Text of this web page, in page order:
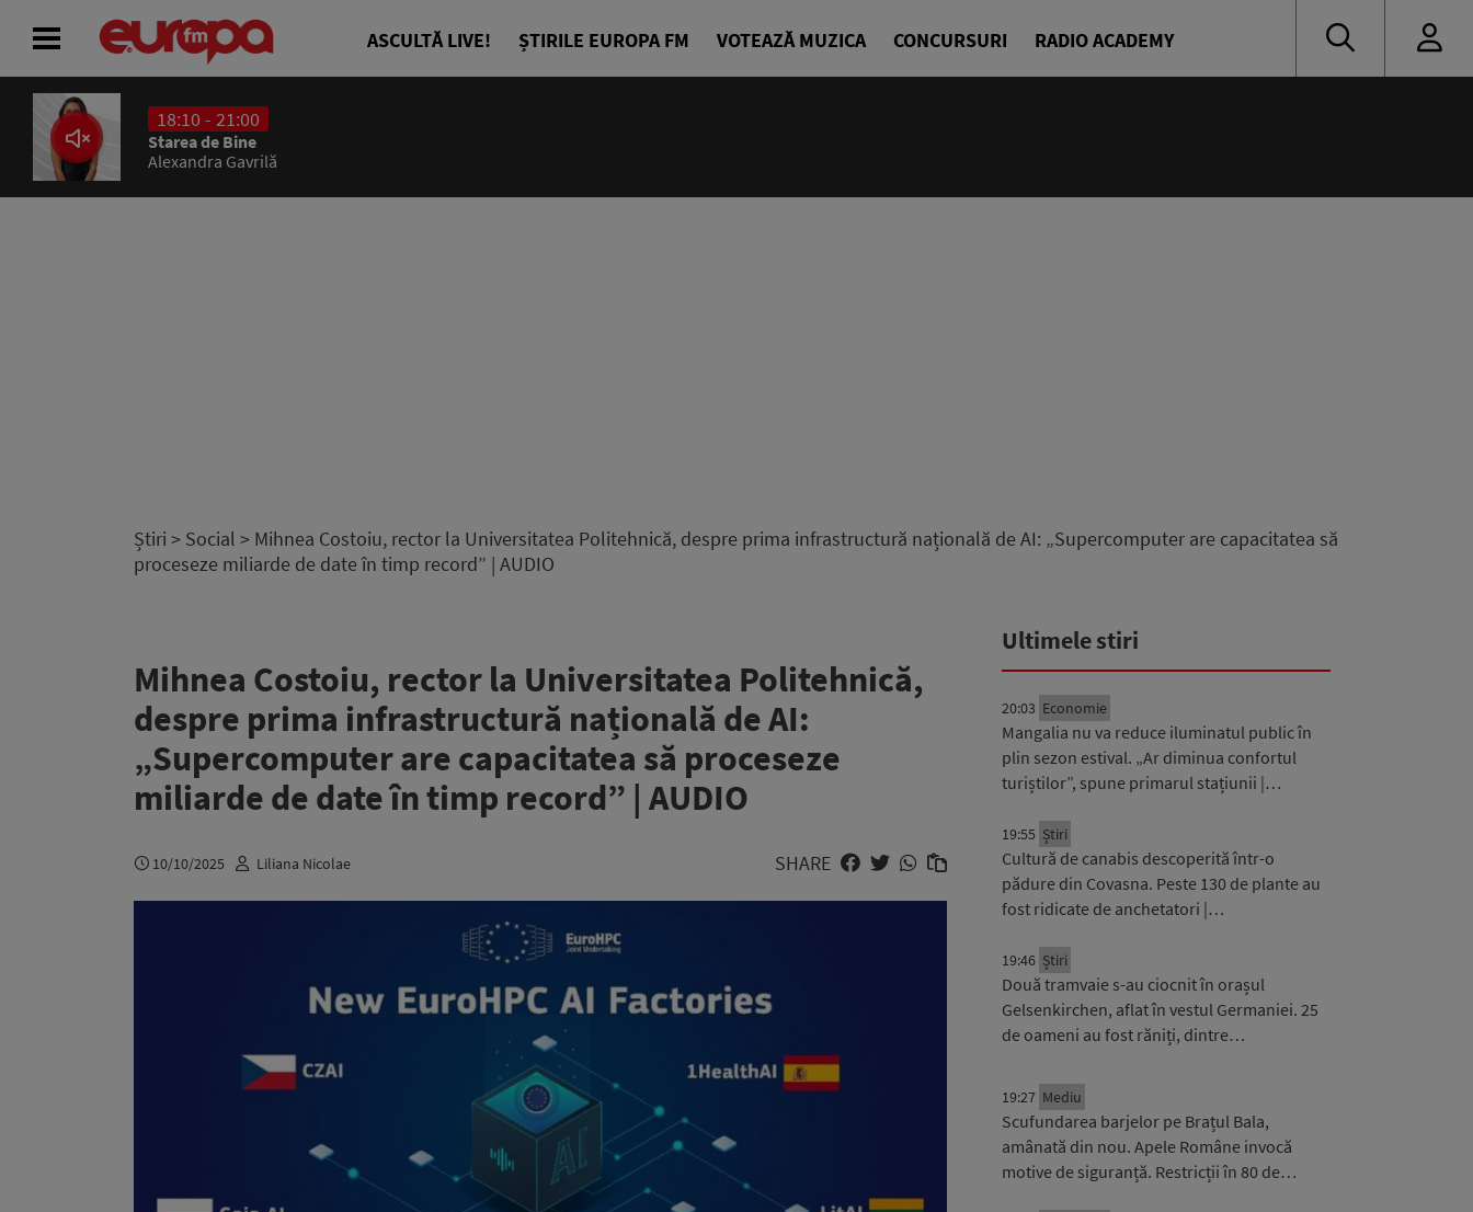
ASCULTĂ LIVE! ȘTIRILE EUROPA FM VOTEAZĂ MUZICA CONCURSURI RADIO ACADEMY
18:10 - 21:00
Starea de Bine
Alexandra Gavrilă
Știri > Social > Mihnea Costoiu, rector la Universitatea Politehnică, despre prima infrastructură națională de AI: „Supercomputer are capacitatea să
proceseze miliarde de date în timp record” | AUDIO
Mihnea Costoiu, rector la Universitatea Politehnică,
despre prima infrastructură națională de AI:
„Supercomputer are capacitatea să proceseze
miliarde de date în timp record” | AUDIO
10/10/2025 Liliana Nicolae SHARE
Ultimele stiri
20:03 Economie
Mangalia nu va reduce iluminatul public în
plin sezon estival. „Ar diminua confortul
turiștilor”, spune primarul stațiunii |…
19:55 Știri
Cultură de canabis descoperită într-o
pădure din Covasna. Peste 130 de plante au
fost ridicate de anchetatori |…
19:46 Știri
Două tramvaie s-au ciocnit în orașul
Gelsenkirchen, aflat în vestul Germaniei. 25
de oameni au fost răniți, dintre…
19:27 Mediu
Scufundarea barjelor pe Brațul Bala,
amânată din nou. Apele Române invocă
motive de siguranță. Restricții în 80 de…
ACASĂ
ȘTIRI